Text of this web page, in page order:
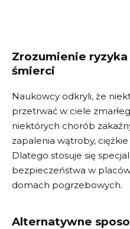
Zrozumienie
śmierci
Naukowcy odkryli, że
przetrwać w ciele
niektórych chorób
zapalenia wątroby,
Dlatego stosuje się
bezpieczeństwa w
domach pogrzebowych.
Alternatywne